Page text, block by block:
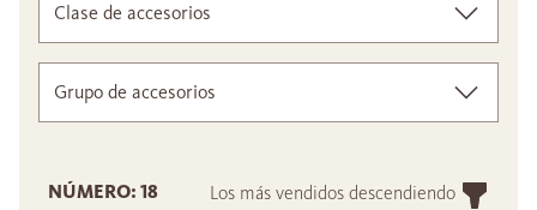
Clase de accesorios
Grupo de accesorios
NÚMERO: 18 Los más vendidos descendiendo